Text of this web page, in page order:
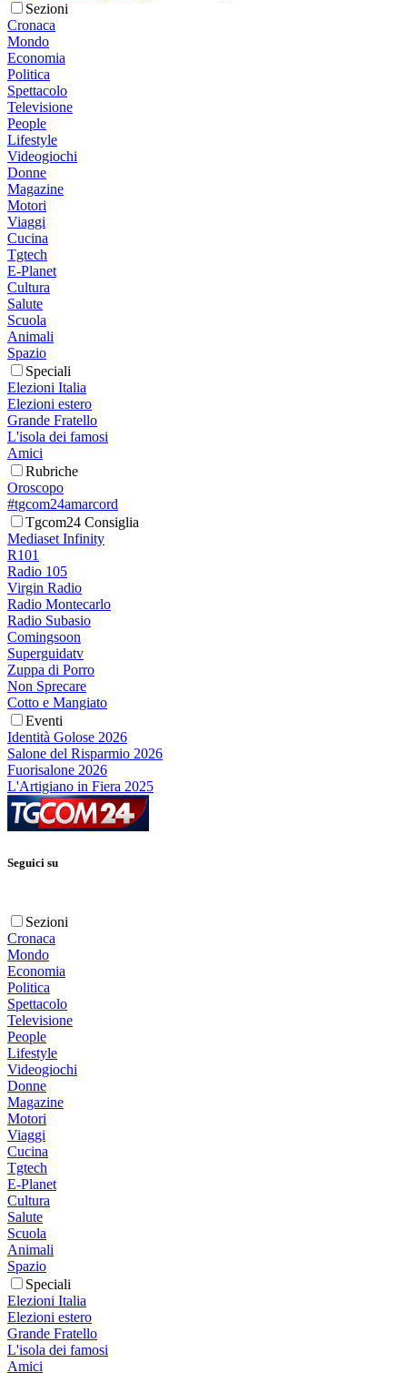
Sezioni
Cronaca
Mondo
Economia
Politica
Spettacolo
Televisione
People
Lifestyle
Videogiochi
Donne
Magazine
Motori
Viaggi
Cucina
Tgtech
E-Planet
Cultura
Salute
Scuola
Animali
Spazio
Speciali
Elezioni Italia
Elezioni estero
Grande Fratello
L'isola dei famosi
Amici
Rubriche
Oroscopo
#tgcom24amarcord
Tgcom24 Consiglia
Mediaset Infinity
R101
Radio 105
Virgin Radio
Radio Montecarlo
Radio Subasio
Comingsoon
Superguidatv
Zuppa di Porro
Non Sprecare
Cotto e Mangiato
Eventi
Identità Golose 2026
Salone del Risparmio 2026
Fuorisalone 2026
L'Artigiano in Fiera 2025
Seguici su
Sezioni
Cronaca
Mondo
Economia
Politica
Spettacolo
Televisione
People
Lifestyle
Videogiochi
Donne
Magazine
Motori
Viaggi
Cucina
Tgtech
E-Planet
Cultura
Salute
Scuola
Animali
Spazio
Speciali
Elezioni Italia
Elezioni estero
Grande Fratello
L'isola dei famosi
Amici